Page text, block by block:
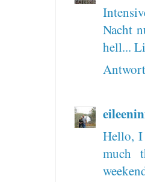
Nacht
hell...
Hello, I
much